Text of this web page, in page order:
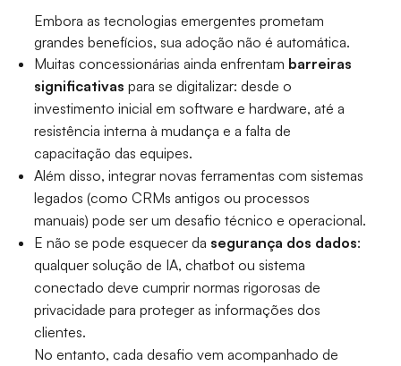
Embora as tecnologias emergentes prometam
grandes benefícios, sua adoção não é automática.
Muitas concessionárias ainda enfrentam barreiras
significativaspara se digitalizar: desde o
investimento inicial em software e hardware, até a
resistência interna à mudança e a falta de
capacitação das equipes.
Além disso, integrar novas ferramentas com sistemas
legados (como CRMs antigos ou processos
manuais) pode ser um desafio técnico e operacional.
E não se pode esquecer da segurança dos dados:
qualquer solução de IA, chatbot ou sistema
conectado deve cumprir normas rigorosas de
privacidade para proteger as informações dos
clientes.
No entanto, cada desafio vem acompanhado de